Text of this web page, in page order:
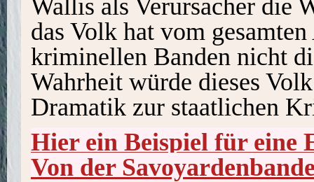
das Volk hat vom
kriminellen Banden nicht
Wahrheit würde dieses
Dramatik zur staatlichen
Hier ein Beispiel für eine
Von der